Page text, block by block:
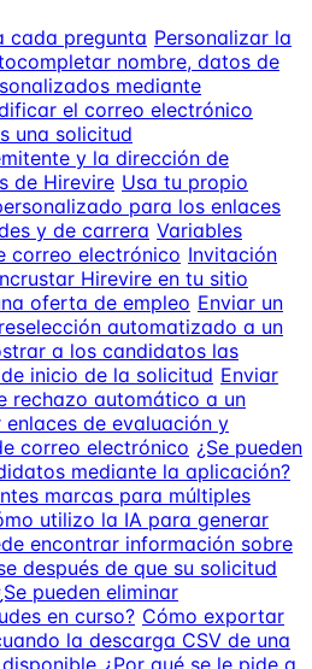
cada pregunta Personalizar la
nombre, datos de
mediante
el correo electrónico
una solicitud
y la dirección de
de Hirevire Usa tu propio
para los enlaces
y de carrera Variables
correo electrónico Invitación
Hirevire en tu sitio
oferta de empleo Enviar un
automatizado a un
a los candidatos las
inicio de la solicitud Enviar
rechazo automático a un
enlaces de evaluación y
correo electrónico ¿Se pueden
mediante la aplicación?
marcas para múltiples
utilizo la IA para generar
encontrar información sobre
después de que su solicitud
pueden eliminar
en curso? Cómo exportar
la descarga CSV de una
¿Por qué se le pide a